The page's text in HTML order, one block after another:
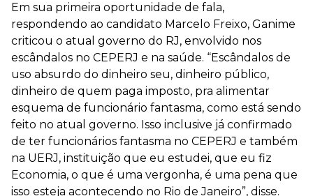
Em sua primeira oportunidade de fala,
respondendo ao candidato Marcelo Freixo, Ganime
criticou o atual governo do RJ, envolvido nos
escândalos no CEPERJ e na saúde. “Escândalos de
uso absurdo do dinheiro seu, dinheiro público,
dinheiro de quem paga imposto, pra alimentar
esquema de funcionário fantasma, como está sendo
feito no atual governo. Isso inclusive já confirmado
de ter funcionários fantasma no CEPERJ e também
na UERJ, instituição que eu estudei, que eu fiz
Economia, o que é uma vergonha, é uma pena que
isso esteja acontecendo no Rio de Janeiro”, disse.